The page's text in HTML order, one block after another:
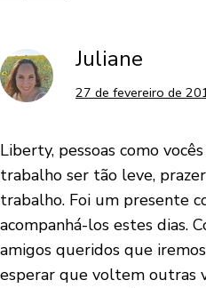
Juliane
27 de fevereiro de
Liberty, pessoas como
trabalho ser tão leve,
trabalho. Foi um presente
acompanhá-los estes dias.
amigos queridos que
esperar que voltem outras